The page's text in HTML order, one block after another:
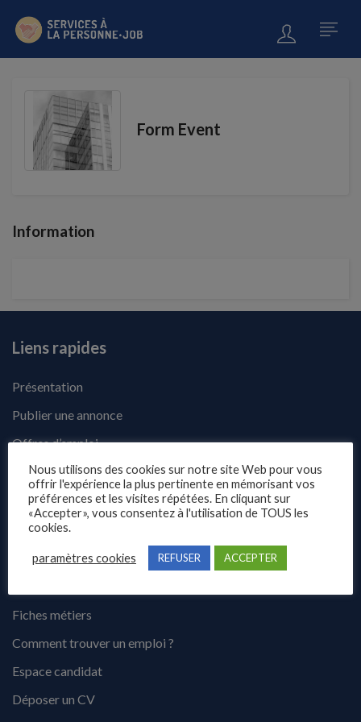
Form Event
Information
Liens rapides
Présentation
Publier une annonce
Offres d’emploi
Questions fréquentes
Blog
Contact
Fiches métiers
Comment trouver un emploi ?
Espace candidat
Déposer un CV
Nous utilisons des cookies sur notre site Web pour vous
offrir l'expérience la plus pertinente en mémorisant vos
préférences et les visites répétées. En cliquant sur
«Accepter», vous consentez à l'utilisation de TOUS les
cookies.
paramètres cookies REFUSER ACCEPTER